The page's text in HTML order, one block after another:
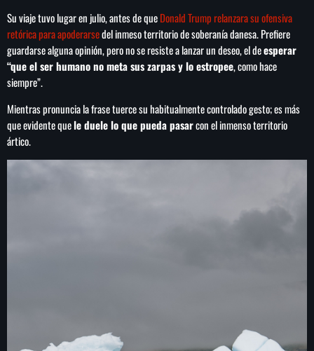
Su viaje tuvo lugar en julio, antes de queDonald Trump relanzara su ofensiva
retórica para apoderarsedel inmeso territorio de soberanía danesa. Prefiere
guardarse alguna opinión, pero no se resiste a lanzar un deseo, el deesperar
“que el ser humano no meta sus zarpas y lo estropee, como hace
siempre”.
Mientras pronuncia la frase tuerce su habitualmente controlado gesto; es más
que evidente quele duele lo que pueda pasarcon el inmenso territorio
ártico.